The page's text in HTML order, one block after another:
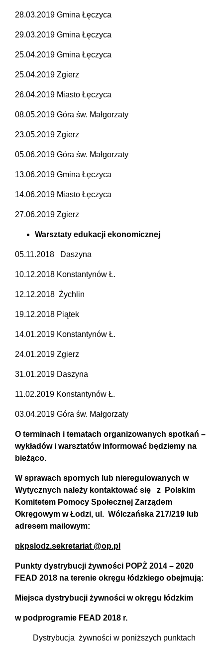
28.03.2019 Gmina Łęczyca
29.03.2019 Gmina Łęczyca
25.04.2019 Gmina Łęczyca
25.04.2019 Zgierz
26.04.2019 Miasto Łęczyca
08.05.2019 Góra św. Małgorzaty
23.05.2019 Zgierz
05.06.2019 Góra św. Małgorzaty
13.06.2019 Gmina Łęczyca
14.06.2019 Miasto Łęczyca
27.06.2019 Zgierz
Warsztaty edukacji ekonomicznej
05.11.2018 Daszyna
10.12.2018 Konstantynów Ł.
12.12.2018 Żychlin
19.12.2018 Piątek
14.01.2019 Konstantynów Ł.
24.01.2019 Zgierz
31.01.2019 Daszyna
11.02.2019 Konstantynów Ł.
03.04.2019 Góra św. Małgorzaty
O terminach i tematach organizowanych spotkań –
wykładów i warsztatów informować będziemy na
bieżąco.
W sprawach spornych lub nieregulowanych w
Wytycznych należy kontaktować się z Polskim
Komitetem Pomocy Społecznej Zarządem
Okręgowym w Łodzi, ul. Wólczańska 217/219 lub
adresem mailowym:
pkpslodz.sekretariat @op.pl
Punkty dystrybucji żywności POPŻ 2014 – 2020
FEAD 2018 na terenie okręgu łódzkiego obejmują:
Miejsca dystrybucji żywności w okręgu łódzkim
w podprogramie FEAD 2018 r.
Dystrybucja żywności w poniższych punktach